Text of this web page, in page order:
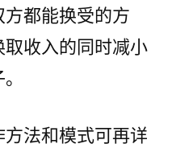
都能换受的方
收入的同时减小
法和模式可再详